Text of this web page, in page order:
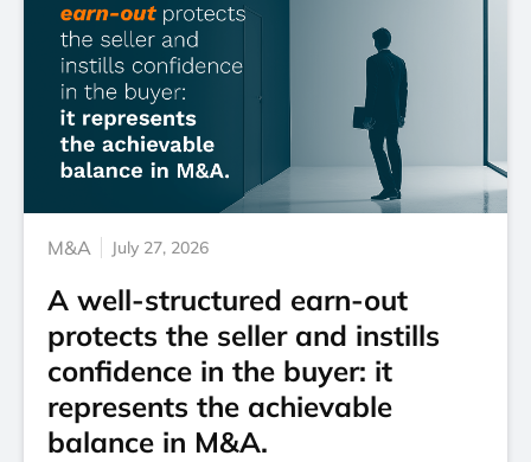
M&A July 27, 2026
A well-structured earn-out
protects the seller and instills
confidence in the buyer: it
represents the achievable
balance in M&A.